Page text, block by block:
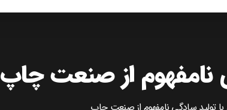
نامفهوم از صنعت چاپ